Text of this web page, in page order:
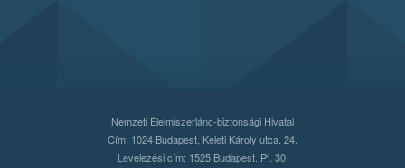
Nemzeti Élelmiszerlánc-biztonsági Hivatal
Cím: 1024 Budapest, Keleti Károly utca. 24.
Levelezési cím: 1525 Budapest. Pf. 30.